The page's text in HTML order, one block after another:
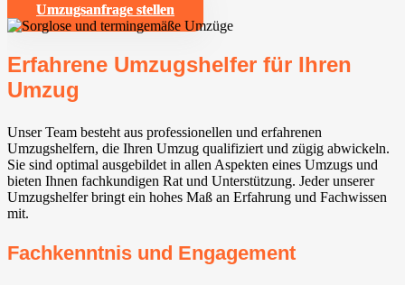
Umzugsanfrage stellen
Erfahrene Umzugshelfer für Ihren
Umzug
Unser Team besteht aus professionellen und erfahrenen
Umzugshelfern, die Ihren Umzug qualifiziert und zügig abwickeln.
Sie sind optimal ausgebildet in allen Aspekten eines Umzugs und
bieten Ihnen fachkundigen Rat und Unterstützung. Jeder unserer
Umzugshelfer bringt ein hohes Maß an Erfahrung und Fachwissen
mit.
Fachkenntnis und Engagement